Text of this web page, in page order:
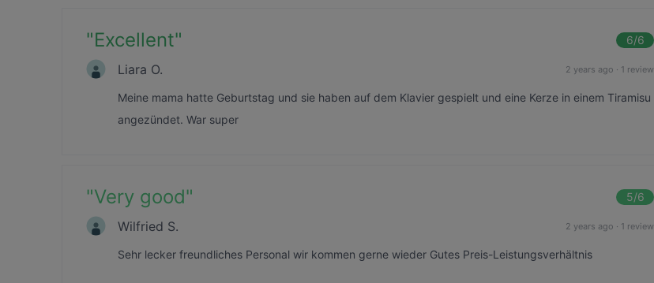
"Excellent" 6/6
Liara O. 2 years ago · 1 review
Meine mama hatte Geburtstag und sie haben auf dem Klavier gespielt und eine Kerze in einem Tiramisu
angezündet. War super
"Very good" 5/6
Wilfried S. 2 years ago · 1 review
Sehr lecker freundliches Personal wir kommen gerne wieder Gutes Preis-Leistungsverhältnis